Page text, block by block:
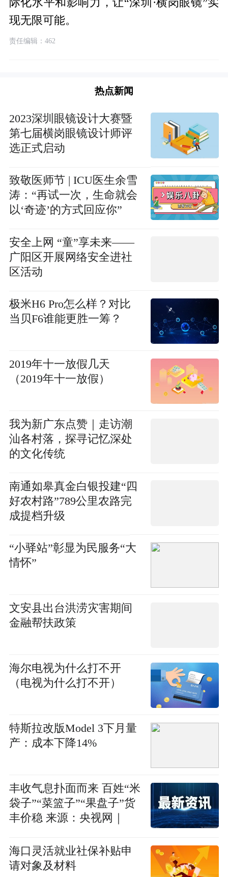
际化水平和影响力，让“深圳·横岗眼镜”实
现无限可能。
责任编辑：462
热点新闻
2023深圳眼镜设计大赛暨
第七届横岗眼镜设计师评
选正式启动
致敬医师节 | ICU医生余雪
涛：“再试一次，生命就会
以‘奇迹’的方式回应你”
安全上网 “童”享未来——
广阳区开展网络安全进社
区活动
极米H6 Pro怎么样？对比
当贝F6谁能更胜一筹？
2019年十一放假几天
（2019年十一放假）
我为新广东点赞｜走访潮
汕各村落，探寻记忆深处
的文化传统
南通如皋真金白银投建“四
好农村路”789公里农路完
成提档升级
“小驿站”彰显为民服务“大
情怀”
文安县出台洪涝灾害期间
金融帮扶政策
海尔电视为什么打不开
（电视为什么打不开）
特斯拉改版Model 3下月量
产：成本下降14%
丰收气息扑面而来 百姓“米
袋子”“菜篮子”“果盘子”货
丰价稳 来源：央视网｜
海口灵活就业社保补贴申
请对象及材料